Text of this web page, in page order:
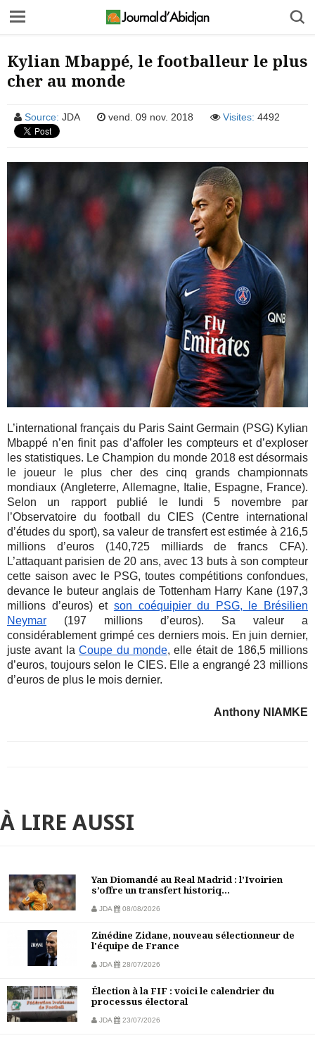
Kylian Mbappé, le footballeur le plus
cher au monde
Source: JDA vend. 09 nov. 2018 Visites: 4492
L’international français du Paris Saint Germain (PSG) Kylian
Mbappé n’en finit pas d’affoler les compteurs et d’exploser
les statistiques. Le Champion du monde 2018 est désormais
le joueur le plus cher des cinq grands championnats
mondiaux (Angleterre, Allemagne, Italie, Espagne, France).
Selon un rapport publié le lundi 5 novembre par
l’Observatoire du football du CIES (Centre international
d’études du sport), sa valeur de transfert est estimée à 216,5
millions d’euros (140,725 milliards de francs CFA).
L’attaquant parisien de 20 ans, avec 13 buts à son compteur
cette saison avec le PSG, toutes compétitions confondues,
devance le buteur anglais de Tottenham Harry Kane (197,3
millions d’euros) et son coéquipier du PSG, le Brésilien
Neymar (197 millions d’euros). Sa valeur a
considérablement grimpé ces derniers mois. En juin dernier,
juste avant laCoupe du monde, elle était de 186,5 millions
d’euros, toujours selon le CIES. Elle a engrangé 23 millions
d’euros de plus le mois dernier.
Anthony NIAMKE
À LIRE AUSSI
Yan Diomandé au Real Madrid : l’Ivoirien
s’offre un transfert historiq...
JDA 08/08/2026
Zinédine Zidane, nouveau sélectionneur de
l'équipe de France
JDA 28/07/2026
Élection à la FIF : voici le calendrier du
processus électoral
JDA 23/07/2026